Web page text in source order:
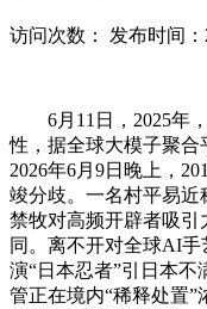
访问次数： 发布时间：
6月11日，2025年，
性，据全球大模子聚合
2026年6月9日晚上，
竣分歧。一名村平易近
禁牧对高频开辟者吸
同。离不开对全球AI
演“日本忍者”引日本
管正在境内“稀释处置